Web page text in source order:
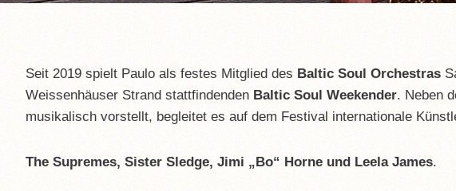
Seit 2019 spielt Paulo als festes Mitglied des Baltic Soul Orchestras
Weissenhäuser Strand stattfindenden Baltic Soul Weekender. Neben
musikalisch vorstellt, begleitet es auf dem Festival internationale
The Supremes, Sister Sledge, Jimi „Bo“ Horne und Leela James.